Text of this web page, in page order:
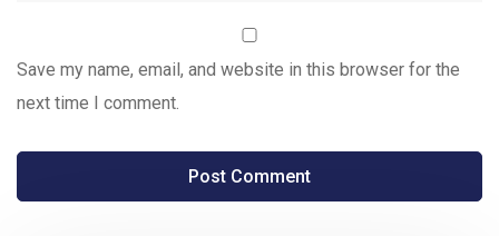
Save my name, email, and website in this browser for the
next time I comment.